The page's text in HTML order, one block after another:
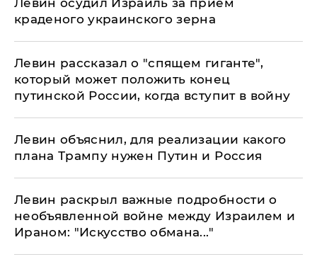
Левин осудил Израиль за прием
краденого украинского зерна
Левин рассказал о "спящем гиганте",
который может положить конец
путинской России, когда вступит в войну
Левин объяснил, для реализации какого
плана Трампу нужен Путин и Россия
Левин раскрыл важные подробности о
необъявленной войне между Израилем и
Ираном: "Искусство обмана..."